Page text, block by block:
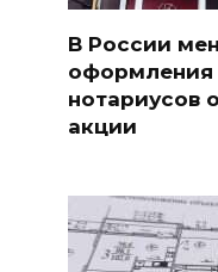
В России
оформления
нотариусов
акции